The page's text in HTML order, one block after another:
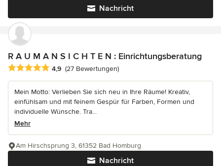
Nachricht
R A U M A N S I C H T E N : Einrichtungsberatung
Durchschnittliche Bewertung: 4.9 von 5 Sternen
4,9 (27 Bewertungen)
Mein Motto: Verlieben Sie sich neu in Ihre Räume! Kreativ,
einfühlsam und mit feinem Gespür für Farben, Formen und
individuelle Wünsche. Tra...
Mehr
Nachricht
Am Hirschsprung 3, 61352 Bad Homburg